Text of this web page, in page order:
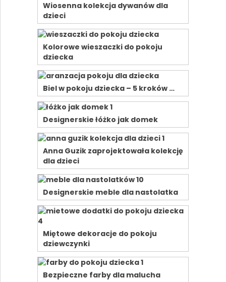
Wiosenna kolekcja dywanów dla
dzieci
Kolorowe wieszaczki do pokoju
dziecka
Biel w pokoju dziecka – 5 kroków …
Designerskie łóżko jak domek
Anna Guzik zaprojektowała kolekcję
dla dzieci
Designerskie meble dla nastolatka
Miętowe dekoracje do pokoju
dziewczynki
Bezpieczne farby dla malucha